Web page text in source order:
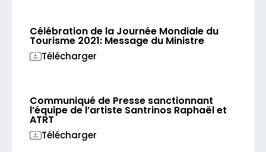
Célébration de la Journée Mondiale du
Tourisme 2021: Message du Ministre
Télécharger
Communiqué de Presse sanctionnant
l’équipe de l’artiste Santrinos Raphaël et
ATRT
Télécharger